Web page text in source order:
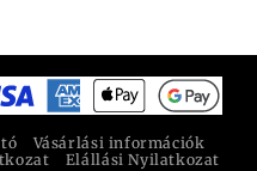
Vásárlási információk
Elállási Nyilatkozat